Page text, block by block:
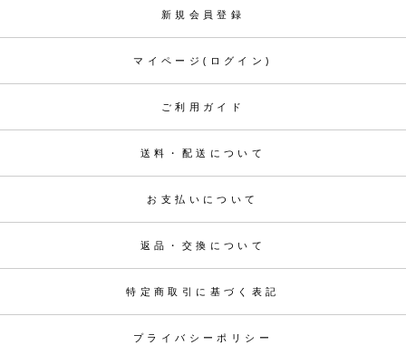
新規会員登録
マイページ(ログイン)
ご利用ガイド
送料・配送について
お支払いについて
返品・交換について
特定商取引に基づく表記
プライバシーポリシー